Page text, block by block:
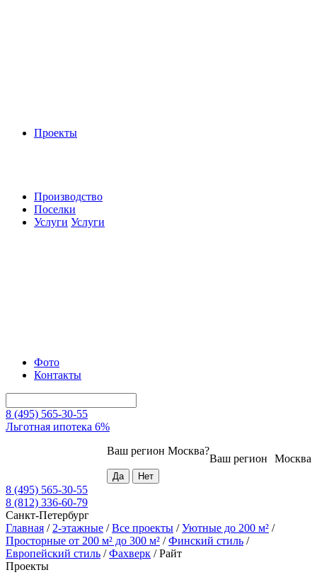
Проекты
Производство
Поселки
Услуги Услуги
Фото
Контакты
8 (495) 565-30-55
Льготная ипотека 6%
Москва
Ваш регион
Ваш регион Москва?
8 (495) 565-30-55
8 (812) 336-60-79
Санкт-Петербург
Главная / 2-этажные /Все проекты /Уютные до 200 м² /
Просторные от 200 м² до 300 м² /Финский стиль /
Европейский стиль /Фахверк /Райт
Проекты